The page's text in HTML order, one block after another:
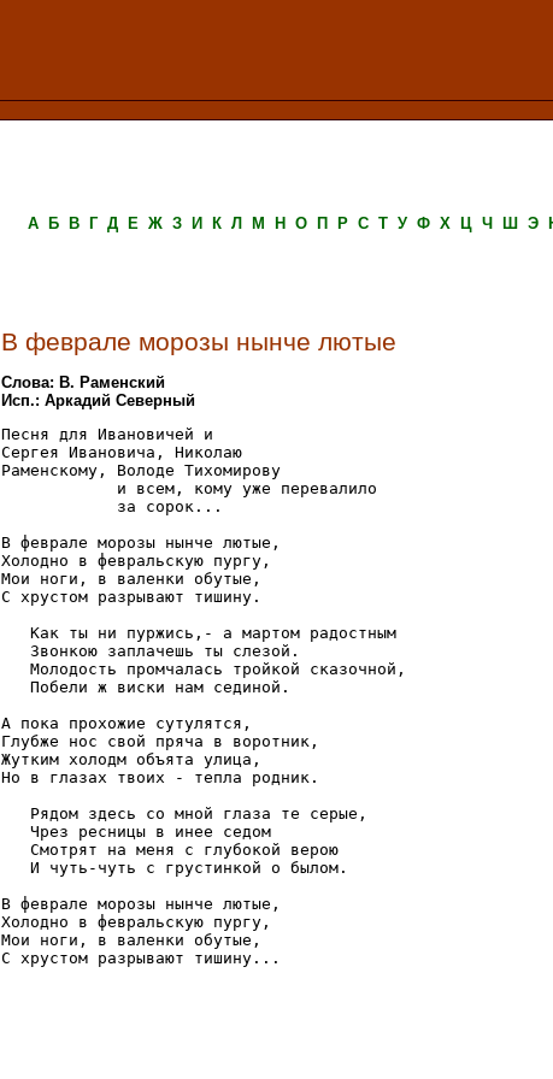
А
Б В Г Д Е Ж З И К Л М Н О П Р С Т У Ф Х Ц Ч Ш Э
В феврале морозы нынче лютые
Слова: В. Раменский
Исп.: Аркадий Северный
Песня для Ивановичей и
Сергея Ивановича, Николаю
Раменскому, Володе Тихомирову
            и всем, кому уже перевалило
            за сорок...
В феврале морозы нынче лютые,
Холодно в февральскую пургу,
Мои ноги, в валенки обутые,
С хрустом разрывают тишину.
   Как ты ни пуржись,- а мартом радостным
   Звонкою заплачешь ты слезой.
   Молодость промчалась тройкой сказочной,
   Побели ж виски нам сединой.
А пока прохожие сутулятся,
Глубже нос свой пряча в воротник,
Жутким холодм объята улица,
Но в глазах твоих - тепла родник.
   Рядом здесь со мной глаза те серые,
   Чрез ресницы в инее седом
   Смотрят на меня с глубокой верою
   И чуть-чуть с грустинкой о былом.
В феврале морозы нынче лютые,
Холодно в февральскую пургу,
Мои ноги, в валенки обутые,